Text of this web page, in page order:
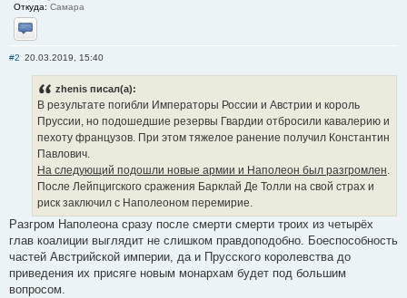
Откуда: Самара
Отправить личное сообщение
#2 20.03.2019, 15:40
zhenis писал(а):
В результате погибли Императоры России и Австрии и король
Пруссии, но подошедшие резервы Гвардии отбросили кавалерию и
пехоту французов. При этом тяжелое ранение получил Константин
Павлович.
На следующий подошли новые армии и Наполеон был разгромлен.
После Лейпцигского сражения Барклай Де Толли на свой страх и
риск заключил с Наполеоном перемирие.
Разгром Наполеона сразу после смерти смерти троих из четырёх
глав коалиции выглядит не слишком правдоподобно. Боеспособность
частей Австрийской империи, да и Прусского королевства до
приведения их присяге новым монархам будет под большим
вопросом.